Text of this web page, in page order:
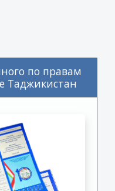
по правам
Таджикистан